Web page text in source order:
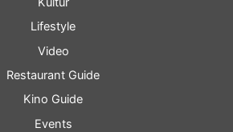
Lifestyle
Video
Restaurant Guide
Kino Guide
Events